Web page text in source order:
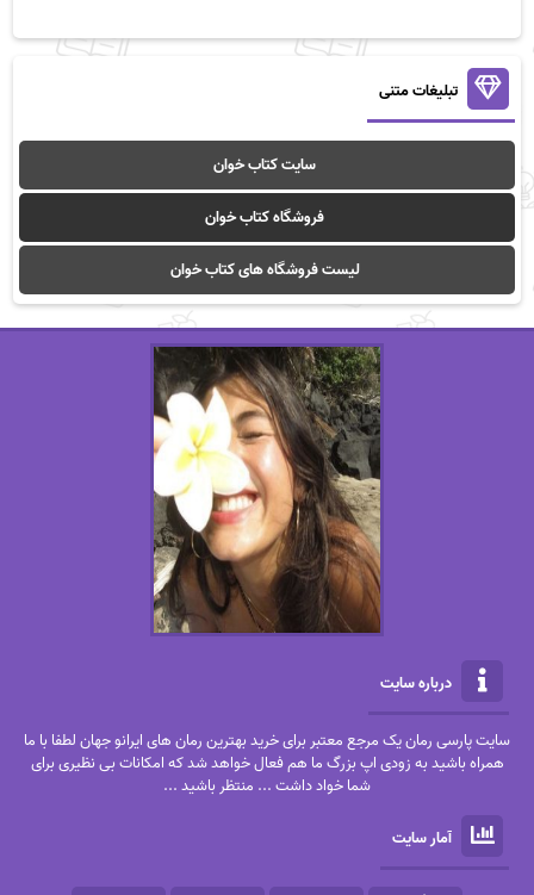
تبلیغات متنی
سایت کتاب خوان
فروشگاه کتاب خوان
لیست فروشگاه های کتاب خوان
درباره سایت
سایت پارسی رمان یک مرجع معتبر برای خرید بهترین رمان های ایرانو جهان لطفا با ما
همراه باشید به زودی اپ بزرگ ما هم فعال خواهد شد که امکانات بی نظیری برای
شما خواد داشت ... منتظر باشید ...
آمار سایت